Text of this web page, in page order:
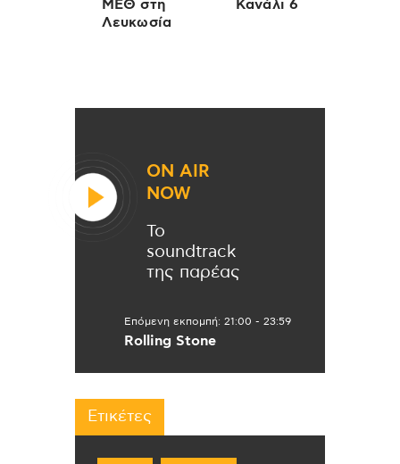
ΜΕΘ στη
Λευκωσία
Κανάλι 6
ON AIR
NOW
Το
soundtrack
της παρέας
Επόμενη εκπομπή: 21:00 - 23:59
Rolling Stone
Ετικέτες